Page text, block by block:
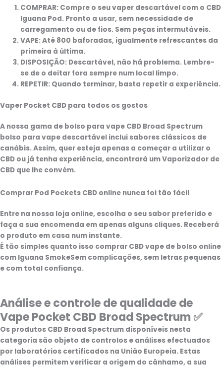
COMPRAR: Compre o seu vaper descartável com o CBD
Iguana Pod. Pronto a usar, sem necessidade de
carregamento ou de fios. Sem peças intermutáveis.
VAPE:Até 800 baforadas, igualmente refrescantes da
primeira à última.
DISPOSIÇÃO: Descartável, não há problema. Lembre-
se de o deitar fora sempre num local limpo.
REPETIR: Quando terminar, basta repetir a experiência.
Vaper Pocket CBD para todos os gostos
A nossa gama de bolso para vape CBD Broad Spectrum
bolso para vape descartável inclui sabores clássicos de
canábis. Assim, quer esteja apenas a começar a utilizar o
CBD ou já tenha experiência, encontrará umVaporizador de
CBD que lhe convém.
Comprar Pod Pockets CBD online nunca foi tão fácil
Entre na nossa loja online, escolha o seu sabor preferido e
faça a sua encomenda em apenas alguns cliques. Receberá
o produto em casa num instante.
É tão simples quanto isso comprar CBD vape de bolso online
com Iguana SmokeSem complicações, sem letras pequenas
e com total confiança.
Análise e controle de qualidade de
Vape Pocket CBD Broad Spectrum ✅
Os produtos CBD Broad Spectrum disponíveis nesta
categoria são objeto de controlos e análises efectuados
por laboratórios certificados na União Europeia. Estas
análises permitem verificar a origem do cânhamo, a sua